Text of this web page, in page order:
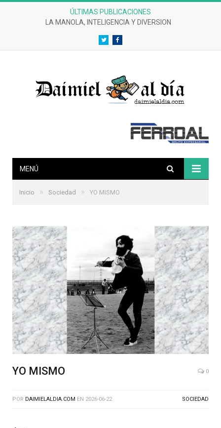
ÚLTIMAS PUBLICACIONES
LA MANOLA, INTELIGENCIA Y DIVERSION
TwitterFacebook
MENÚ
Inicio » Sociedad » YO MISMO
YO MISMO 0
POR DAIMIELALDIA.COM EN 2026-06-22 SOCIEDAD